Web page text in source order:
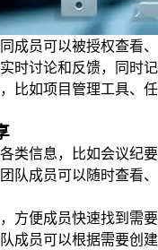
成员可以被授权查看
时讨论和反馈，同时
比如项目管理工具、
类信息，比如会议纪
队成员可以随时查看
方便成员快速找到需
成员可以根据需要创